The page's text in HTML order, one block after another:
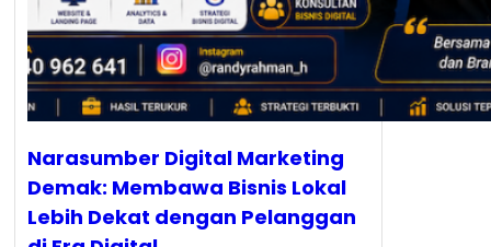
Narasumber Digital Marketing
Demak: Membawa Bisnis Lokal
Lebih Dekat dengan Pelanggan